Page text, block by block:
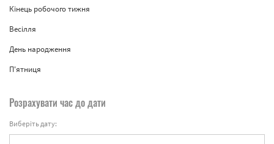
Кінець робочого тижня
Весілля
День народження
П'ятниця
Розрахувати час до дати
Виберіть дату: